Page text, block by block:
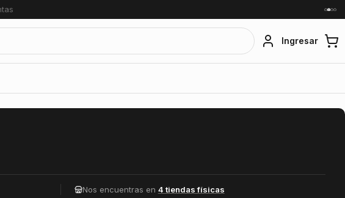
Ingresar
Nos encuentras en 4 tiendas físicas